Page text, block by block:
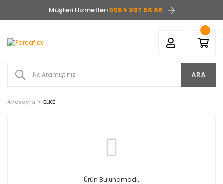
Müşteri Hizmetleri 0554 997 66 66
ARA
Anasayfa ELKE
Ürün Bulunamadı.